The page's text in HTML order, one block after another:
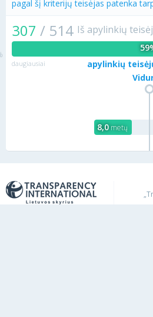
pagal šį kriterijų teisėjas patenka
307 / 514 Iš apylinkių
daugiausiai apylinkių
8,0 metų